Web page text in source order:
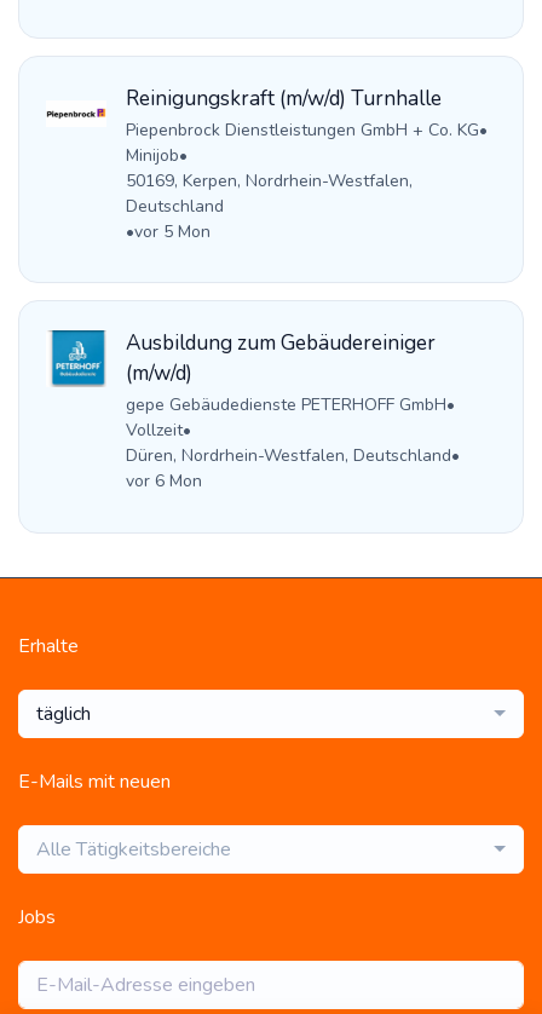
Reinigungskraft (m/w/d) Turnhalle
Piepenbrock Dienstleistungen GmbH + Co. KG•
Minijob•
50169, Kerpen, Nordrhein-Westfalen,
Deutschland
•vor 5 Mon
Ausbildung zum Gebäudereiniger
(m/w/d)
gepe Gebäudedienste PETERHOFF GmbH•
Vollzeit•
Düren, Nordrhein-Westfalen, Deutschland•
vor 6 Mon
Erhalte
täglich
E-Mails mit neuen
Alle Tätigkeitsbereiche
Jobs